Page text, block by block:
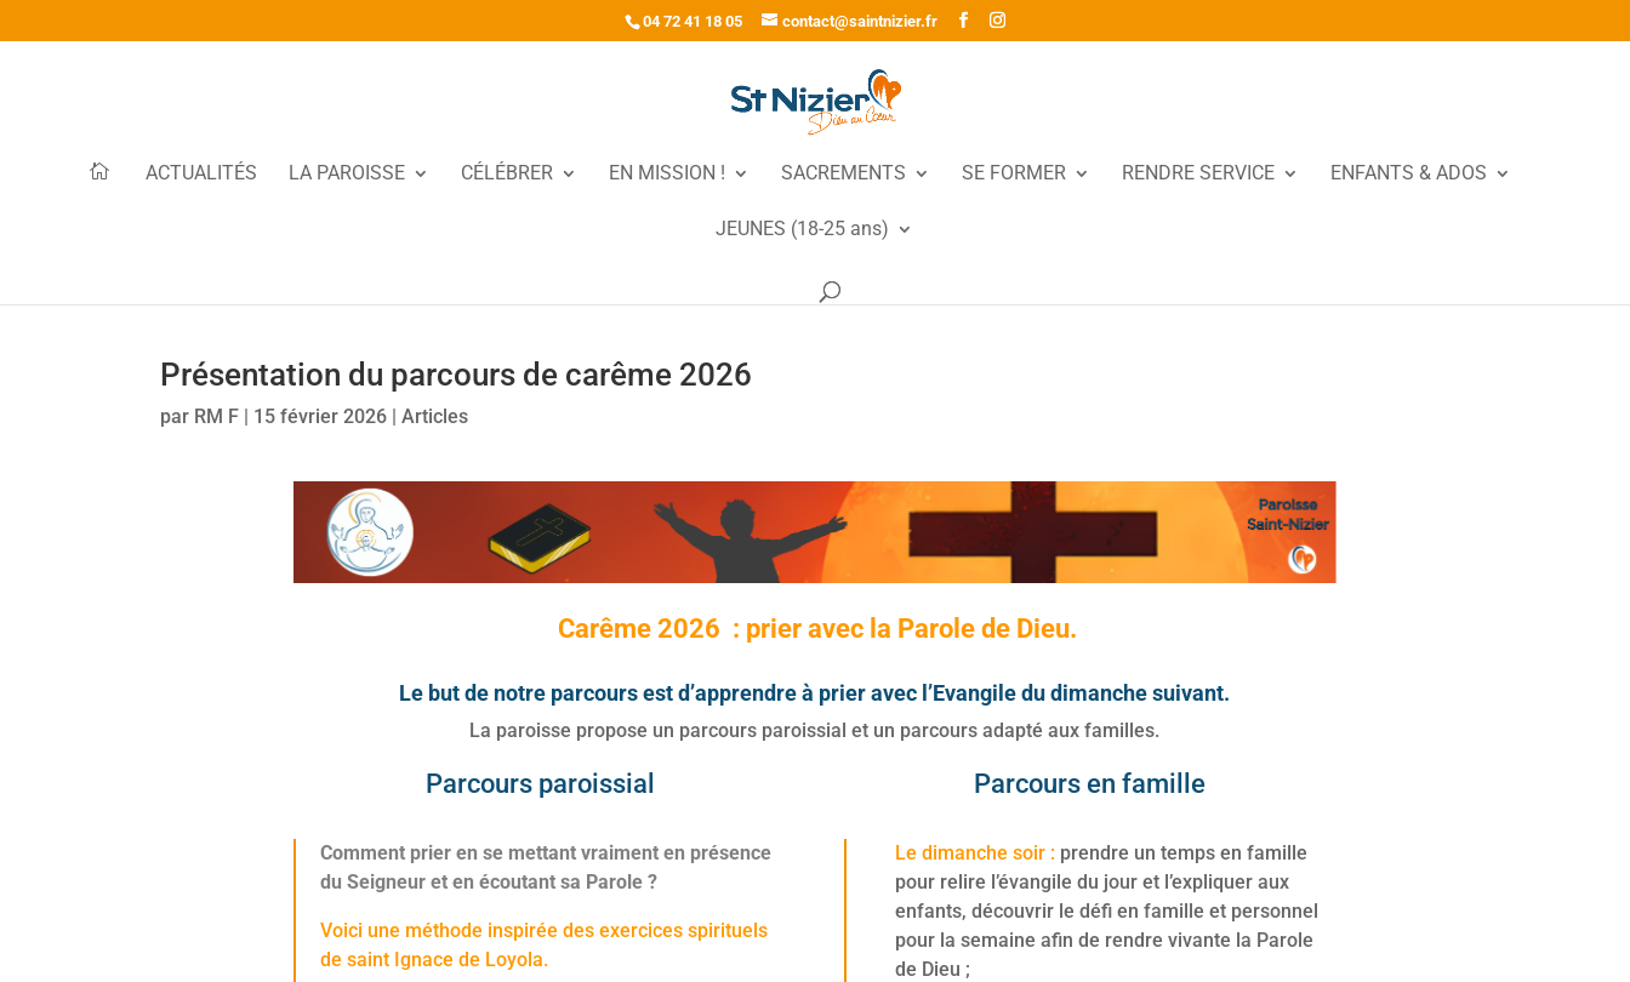
04 72 41 18 05 contact@saintnizier.fr
ACTUALITÉS LA PAROISSE CÉLÉBRER EN MISSION ! SACREMENTS SE FORMER RENDRE SERVICE ENFANTS & ADOS
JEUNES (18-25 ans)
Présentation du parcours de carême 2026
par RM F | 15 février 2026 | Articles
Carême 2026 : prier avec la Parole de Dieu.
Le but de notre parcours est d’apprendre à prier avec l’Evangile du dimanche suivant.
La paroisse propose un parcours paroissial et un parcours adapté aux familles.
Parcours paroissial
Comment prier en se mettant vraiment en présence
du Seigneur et en écoutant sa Parole ?
Voici une méthode inspirée des exercices spirituels
de saint Ignace de Loyola.
Parcours en famille
Le dimanche soir : prendre un temps en famille
pour relire l’évangile du jour et l’expliquer aux
enfants, découvrir le défi en famille et personnel
pour la semaine afin de rendre vivante la Parole
de Dieu ;